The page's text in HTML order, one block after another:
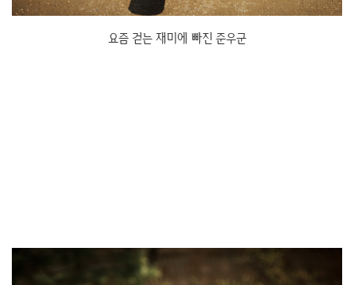
요즘 걷는 재미에 빠진 준우군